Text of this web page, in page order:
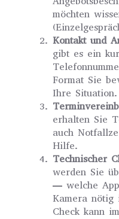
möchten
Kontakt und
gibt es ein
Format Sie
Ihre Situation.
erhalten Sie
auch
Hilfe.
Technischer
werden Sie
— welche
Kamera nötig
Check kann